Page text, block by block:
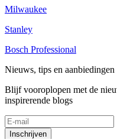
Milwaukee
Stanley
Bosch Professional
Nieuws, tips en aanbiedingen
Blijf vooroplopen met de
inspirerende blogs
Inschrijven